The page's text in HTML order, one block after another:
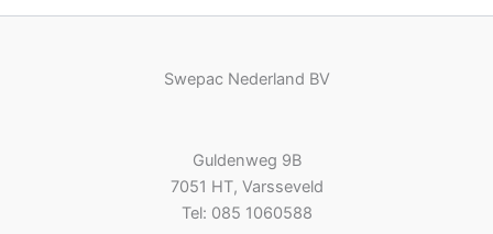
Swepac Nederland BV
Guldenweg 9B
7051 HT, Varsseveld
Tel: 085 1060588